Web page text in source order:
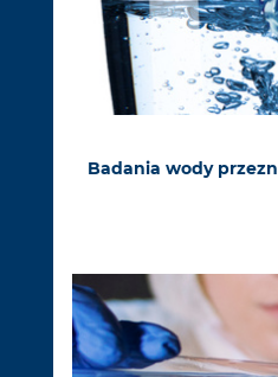
Badania wody